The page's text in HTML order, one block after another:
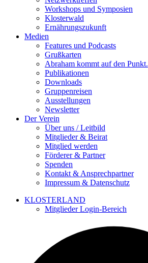
Workshops und Symposien
Klosterwald
Ernährungszukunft
Medien
Features und Podcasts
Grußkarten
Abraham kommt auf den Punkt.
Publikationen
Downloads
Gruppenreisen
Ausstellungen
Newsletter
Der Verein
Über uns / Leitbild
Mitglieder & Beirat
Mitglied werden
Förderer & Partner
Spenden
Kontakt & Ansprechpartner
Impressum & Datenschutz
KLOSTERLAND
Mitglieder Login-Bereich